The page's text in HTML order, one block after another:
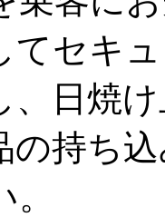
てセキ
、日焼
の持ち